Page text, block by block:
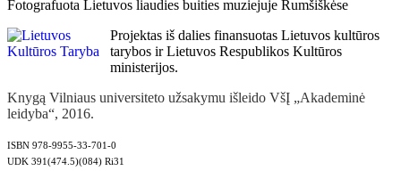
Fotografuota Lietuvos liaudies buities muziejuje Rumšiškėse
Projektas iš dalies finansuotas Lietuvos kultūros
tarybos ir Lietuvos Respublikos Kultūros
ministerijos.
Knygą Vilniaus universiteto užsakymu išleido VšĮ „Akademinė
leidyba“, 2016.
ISBN 978-9955-33-701-0
UDK 391(474.5)(084) Ri31